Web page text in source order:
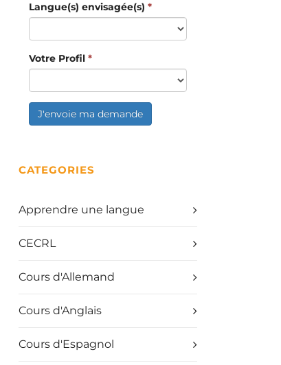
Langue(s) envisagée(s) *
Votre Profil *
J'envoie ma demande
CATEGORIES
Apprendre une langue
CECRL
Cours d'Allemand
Cours d'Anglais
Cours d'Espagnol